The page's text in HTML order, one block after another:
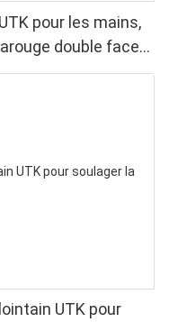
pour les mains,
double face
doigts et aux
UTK pour